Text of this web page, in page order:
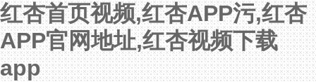
红杏首页视频,红杏APP污,红杏
APP官网地址,红杏视频下载
app